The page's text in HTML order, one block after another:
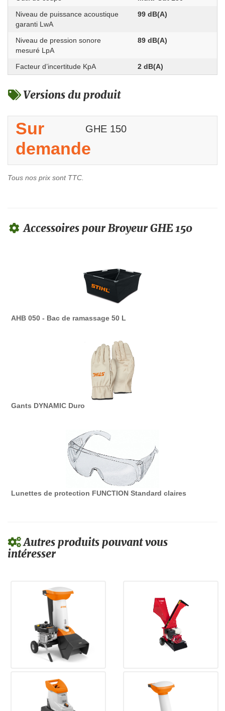
Niveau de puissance acoustique
garanti LwA
99 dB(A)
Niveau de pression sonore
mesuré LpA
89 dB(A)
Facteur d’incertitude KpA 2 dB(A)
Versions du produit
Sur
demande
GHE 150
Tous nos prix sont TTC.
Accessoires pour Broyeur GHE 150
AHB 050 - Bac de ramassage 50 L
Gants DYNAMIC Duro
Lunettes de protection FUNCTION Standard claires
Autres produits pouvant vous
intéresser